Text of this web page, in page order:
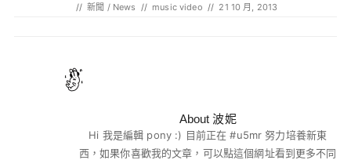
// 新聞 / News // music video // 21 10 月, 2013
About 波妮
Hi 我是編輯 pony :) 目前正在 #u5mr 努力培養新東
西，如果你喜歡我的文章，可以點這個網址看到更多不同